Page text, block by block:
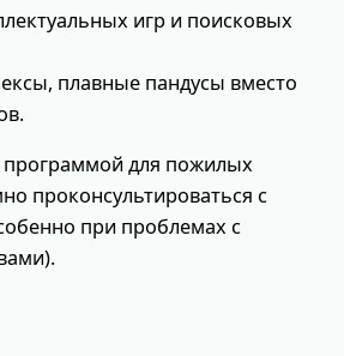
игр и поисковых
плавные пандусы вместо
программой для пожилых
проконсультироваться с
при проблемах с